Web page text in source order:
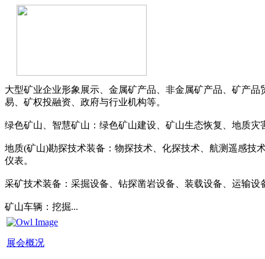
大型矿业企业形象展示、金属矿产品、非金属矿产品、矿产
易、矿权投融资、政府与行业机构等。
绿色矿山、智慧矿山：绿色矿山建设、矿山生态恢复、地质
地质(矿山)勘探技术装备：物探技术、化探技术、航测遥感技
仪表。
采矿技术装备：采掘设备、钻探凿岩设备、装载设备、运输
矿山车辆：挖掘...
展会概况